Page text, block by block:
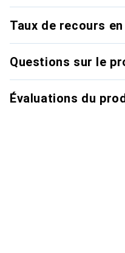
Taux de recours
Questions sur le
Évaluations du